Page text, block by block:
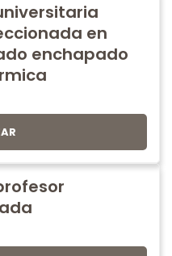
en
enchapado